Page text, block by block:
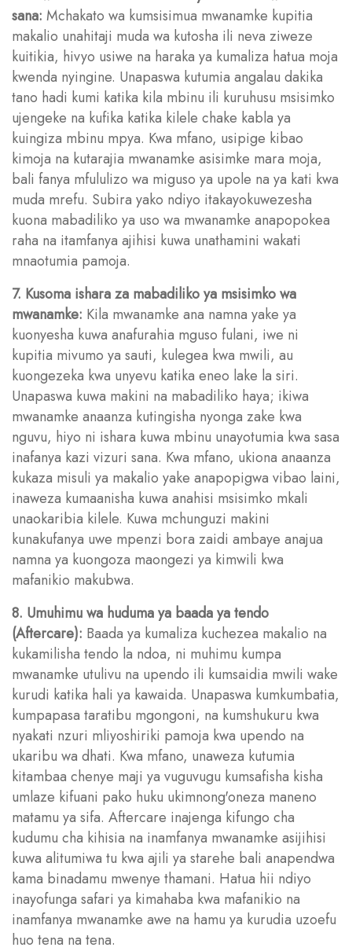
sana: Mchakato wa kumsisimua mwanamke kupitia
makalio unahitaji muda wa kutosha ili neva ziweze
kuitikia, hivyo usiwe na haraka ya kumaliza hatua moja
kwenda nyingine. Unapaswa kutumia angalau dakika
tano hadi kumi katika kila mbinu ili kuruhusu msisimko
ujengeke na kufika katika kilele chake kabla ya
kuingiza mbinu mpya. Kwa mfano, usipige kibao
kimoja na kutarajia mwanamke asisimke mara moja,
bali fanya mfululizo wa miguso ya upole na ya kati kwa
muda mrefu. Subira yako ndiyo itakayokuwezesha
kuona mabadiliko ya uso wa mwanamke anapopokea
raha na itamfanya ajihisi kuwa unathamini wakati
mnaotumia pamoja.
7. Kusoma ishara za mabadiliko ya msisimko wa
mwanamke: Kila mwanamke ana namna yake ya
kuonyesha kuwa anafurahia mguso fulani, iwe ni
kupitia mivumo ya sauti, kulegea kwa mwili, au
kuongezeka kwa unyevu katika eneo lake la siri.
Unapaswa kuwa makini na mabadiliko haya; ikiwa
mwanamke anaanza kutingisha nyonga zake kwa
nguvu, hiyo ni ishara kuwa mbinu unayotumia kwa sasa
inafanya kazi vizuri sana. Kwa mfano, ukiona anaanza
kukaza misuli ya makalio yake anapopigwa vibao laini,
inaweza kumaanisha kuwa anahisi msisimko mkali
unaokaribia kilele. Kuwa mchunguzi makini
kunakufanya uwe mpenzi bora zaidi ambaye anajua
namna ya kuongoza maongezi ya kimwili kwa
mafanikio makubwa.
8. Umuhimu wa huduma ya baada ya tendo
(Aftercare): Baada ya kumaliza kuchezea makalio na
kukamilisha tendo la ndoa, ni muhimu kumpa
mwanamke utulivu na upendo ili kumsaidia mwili wake
kurudi katika hali ya kawaida. Unapaswa kumkumbatia,
kumpapasa taratibu mgongoni, na kumshukuru kwa
nyakati nzuri mliyoshiriki pamoja kwa upendo na
ukaribu wa dhati. Kwa mfano, unaweza kutumia
kitambaa chenye maji ya vuguvugu kumsafisha kisha
umlaze kifuani pako huku ukimnong'oneza maneno
matamu ya sifa. Aftercare inajenga kifungo cha
kudumu cha kihisia na inamfanya mwanamke asijihisi
kuwa alitumiwa tu kwa ajili ya starehe bali anapendwa
kama binadamu mwenye thamani. Hatua hii ndiyo
inayofunga safari ya kimahaba kwa mafanikio na
inamfanya mwanamke awe na hamu ya kurudia uzoefu
huo tena na tena.